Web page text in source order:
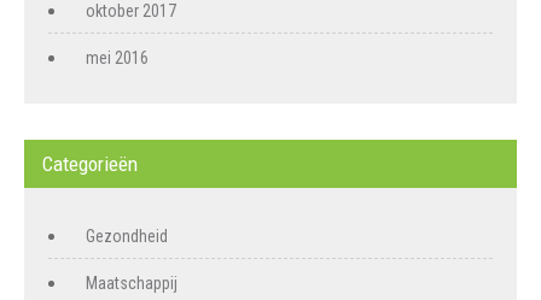
oktober 2017
mei 2016
Categorieën
Gezondheid
Maatschappij